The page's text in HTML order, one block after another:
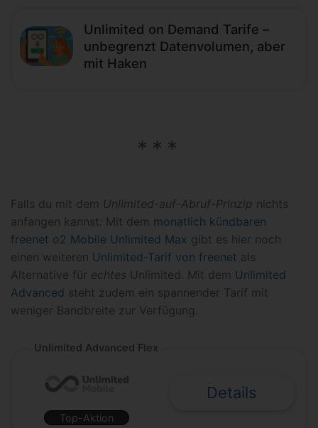
Unlimited on Demand Tarife –
unbegrenzt Datenvolumen, aber
mit Haken
Falls du mit dem Unlimited-auf-Abruf-Prinzip nichts
anfangen kannst: Mit dem monatlich kündbaren
freenet o2 Mobile Unlimited Max gibt es hier noch
einen weiteren Unlimited-Tarif von freenet als
Alternative für echtes Unlimited. Mit dem Unlimited
Advanced steht zudem ein spannender Tarif mit
weniger Bandbreite zur Verfügung.
Unlimited Advanced Flex
Top-Aktion
Details